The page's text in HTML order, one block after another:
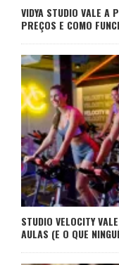
VIDYA STUDIO VALE A
PREÇOS E COMO
STUDIO VELOCITY
AULAS (E O QUE